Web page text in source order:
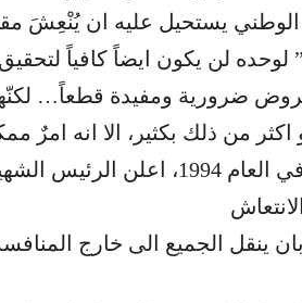
الوطني يستحيل عليه ان يُنْعِشَ
لوحده لن يكون ايضاً كافياً لتحقيق
ضرورية ومفيدة قطعاً…
اكثر من ذلك بكثير، الا انه امرٌ
يكفي ان نتعظ من ماضٍ قريب. في العام
ينقل الجميع الى خارج